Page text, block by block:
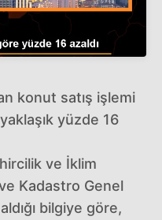
konut satış işlemi
yüzde 16
ve İklim
Kadastro Genel
bilgiye göre,